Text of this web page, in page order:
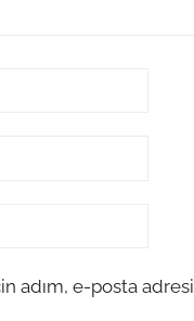
adım, e-posta